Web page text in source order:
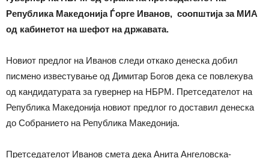
Република Македонија Ѓорге Иванов, соопштија за МИА
од кабинетот на шефот на државата.
Новиот предлог на Иванов следи откако денеска добил
писмено известување од Димитар Богов дека се повлекува
од кандидатурата за гувернер на НБРМ. Претседателот на
Република Македонија новиот предлог го доставил денеска
до Собранието на Република Македонија.
Претседателот Иванов смета дека Анита Ангеловска-